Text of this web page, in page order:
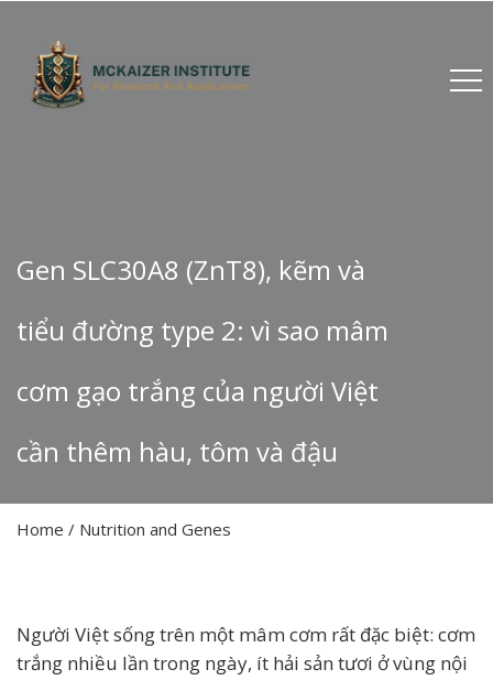
Gen SLC30A8 (ZnT8), kẽm và
tiểu đường type 2: vì sao mâm
cơm gạo trắng của người Việt
cần thêm hàu, tôm và đậu
Home / Nutrition and Genes
Người Việt sống trên một mâm cơm rất đặc biệt: cơm
trắng nhiều lần trong ngày, ít hải sản tươi ở vùng nội